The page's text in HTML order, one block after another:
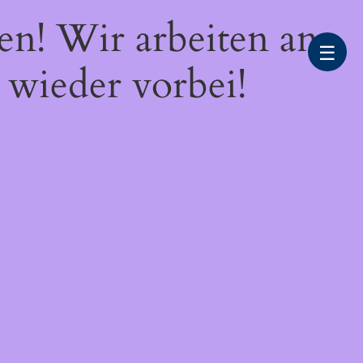
Wir arbeiten an
vorbei!
☰